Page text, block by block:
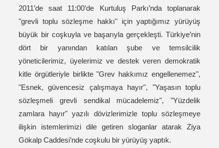
2011’de saat 11:00’de Kurtuluş Parkı’nda toplanarak
"grevli toplu sözleşme hakkı" için yaptığımız yürüyüş
büyük bir coşkuyla ve başarıyla gerçekleşti. Türkiye’nin
dört bir yanından katılan şube ve temsilcilik
yöneticilerimiz, üyelerimiz ve destek veren demokratik
kitle örgütleriyle birlikte "Grev hakkımız engellenemez",
"Esnek, güvencesiz çalışmaya hayır", "Yaşasın toplu
sözleşmeli grevli sendikal mücadelemiz", "Yüzdelik
zamlara hayır" yazılı dövizlerimizle toplu sözleşmeye
ilişkin istemlerimizi dile getiren sloganlar atarak Ziya
Gökalp Caddesi’nde coşkulu bir yürüyüş yaptık.